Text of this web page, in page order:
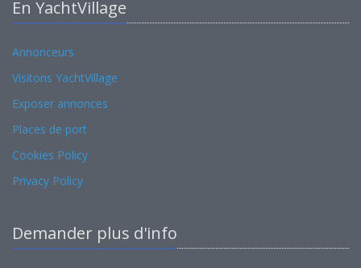
En YachtVillage
Annonceurs
Visitons YachtVillage
Exposer annonces
Places de port
Cookies Policy
Privacy Policy
Demander plus d'info